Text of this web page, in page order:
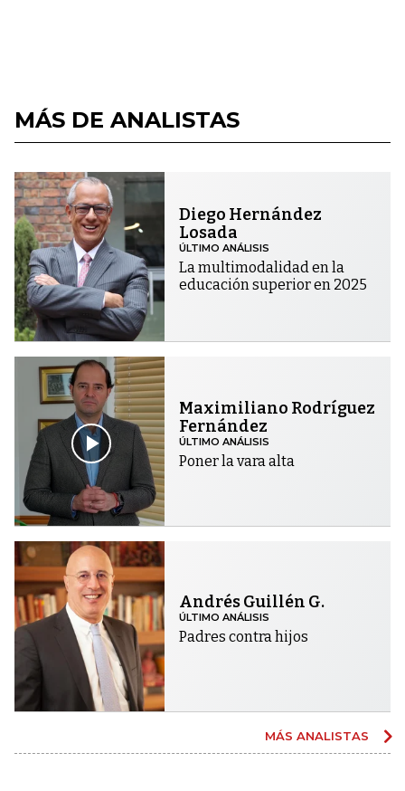
MÁS DE ANALISTAS
Diego Hernández
Losada
ÚLTIMO ANÁLISIS
La multimodalidad en la
educación superior en 2025
Maximiliano Rodríguez
Fernández
ÚLTIMO ANÁLISIS
Poner la vara alta
Andrés Guillén G.
ÚLTIMO ANÁLISIS
Padres contra hijos
MÁS ANALISTAS